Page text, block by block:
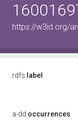
https://w3id.org/
rdfs: label
a-dd:occurrences